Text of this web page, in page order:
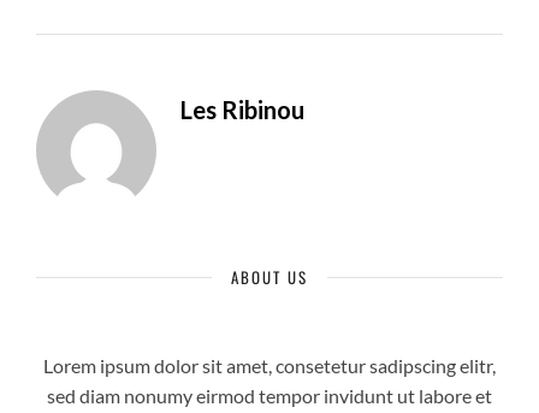
Les Ribinou
ABOUT US
Lorem ipsum dolor sit amet, consetetur sadipscing elitr,
sed diam nonumy eirmod tempor invidunt ut labore et